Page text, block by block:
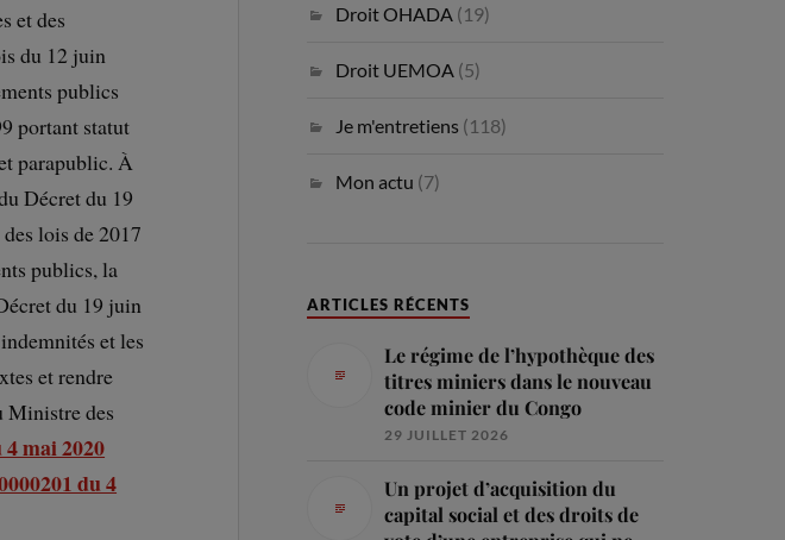
et des
du 12 juin
publics
portant statut
parapublic. À
Décret du 19
lois de 2017
publics, la
du 19 juin
et les
et rendre
Ministre des
mai 2020
du 4
Droit OHADA (19)
Droit UEMOA (5)
Je m'entretiens (118)
Mon actu (7)
ARTICLES RÉCENTS
Le régime de l’hypothèque des
titres miniers dans le nouveau
code minier du Congo
29 JUILLET 2026
Un projet d’acquisition du
capital social et des droits de